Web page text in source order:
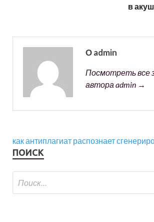
в
О admin
Посмотреть все
автора admin →
как антиплагиат распознает
ПОИСК